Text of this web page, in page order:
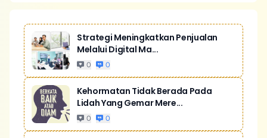
Strategi Meningkatkan Penjualan
Melalui Digital Ma...
0 0
Kehormatan Tidak Berada Pada
Lidah Yang Gemar Mere...
0 0